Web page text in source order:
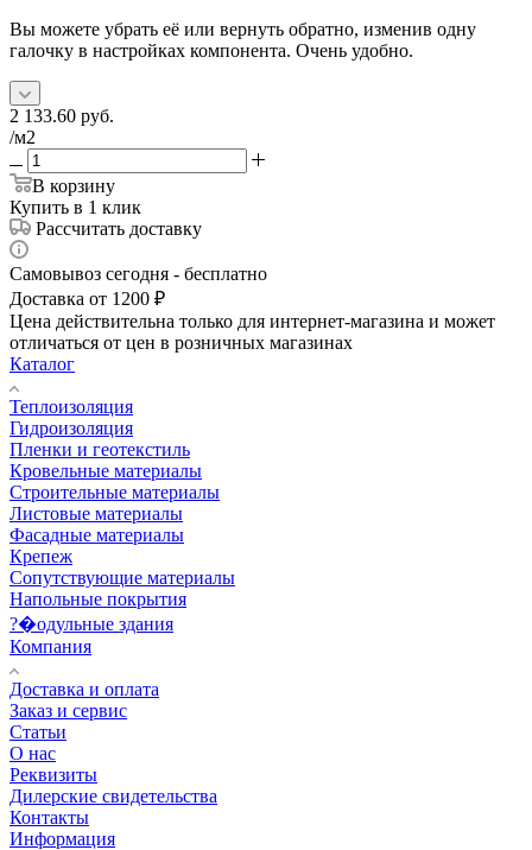
Вы можете убрать её или вернуть обратно, изменив одну
галочку в настройках компонента. Очень удобно.
2 133.60 руб.
/м2
В корзину
Купить в 1 клик
Рассчитать доставку
Самовывоз сегодня - бесплатно
Доставка от 1200 ₽
Цена действительна только для интернет-магазина и может
отличаться от цен в розничных магазинах
Каталог
Теплоизоляция
Гидроизоляция
Пленки и геотекстиль
Кровельные материалы
Строительные материалы
Листовые материалы
Фасадные материалы
Крепеж
Сопутствующие материалы
Напольные покрытия
?�одульные здания
Компания
Доставка и оплата
Заказ и сервис
Статьи
О нас
Реквизиты
Дилерские свидетельства
Контакты
Информация